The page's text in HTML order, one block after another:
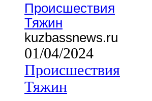
Происшествия
Тяжин
kuzbassnews.ru
01/04/2024
Происшествия
Тяжин